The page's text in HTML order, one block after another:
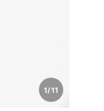
1/11